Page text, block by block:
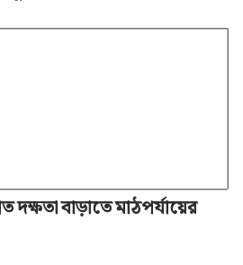
বাড়াতে মাঠপর্যায়ের